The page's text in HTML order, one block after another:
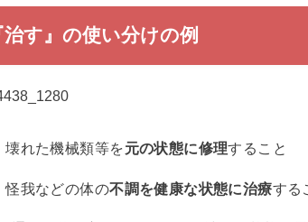
治す』の使い分けの例
れた機械類等を元の状態に修理すること
怪我などの体の不調を健康な状態に治療する